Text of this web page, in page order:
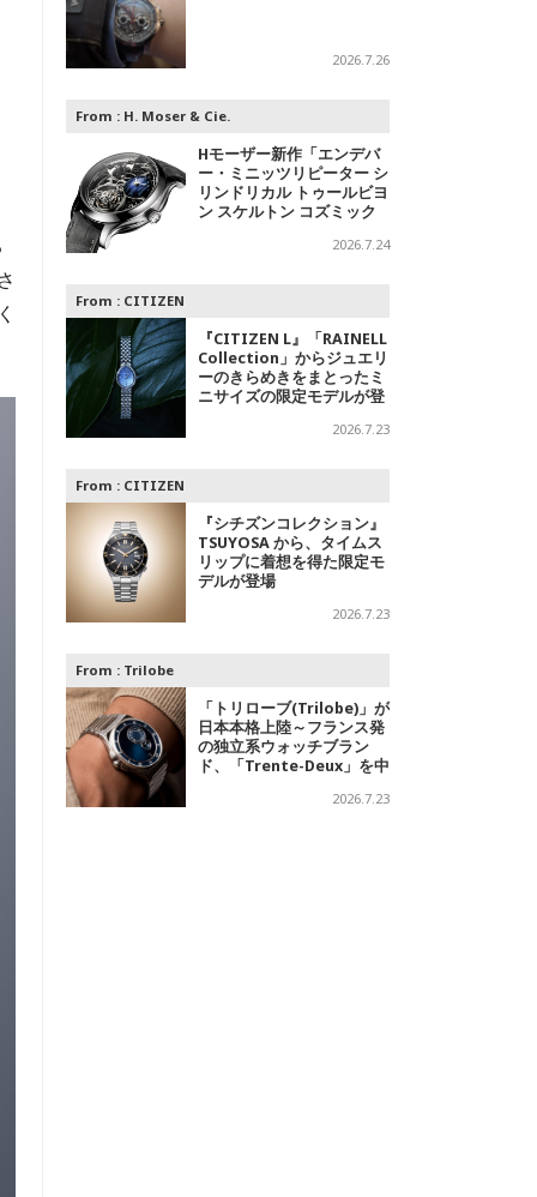
2026.7.26
From : H. Moser & Cie.
Hモーザー新作「エンデバ
ー・ミニッツリピーター シ
リンドリカル トゥールビヨ
ン スケルトン コズミック
2026.7.24
From : CITIZEN
『CITIZEN L』「RAINELL
Collection」からジュエリ
ーのきらめきをまとったミ
ニサイズの限定モデルが登
2026.7.23
From : CITIZEN
『シチズンコレクション』
TSUYOSA から、タイムス
リップに着想を得た限定モ
デルが登場
2026.7.23
From : Trilobe
「トリローブ(Trilobe)」が
日本本格上陸～フランス発
の独立系ウォッチブラン
ド、「Trente-Deux」を中
2026.7.23